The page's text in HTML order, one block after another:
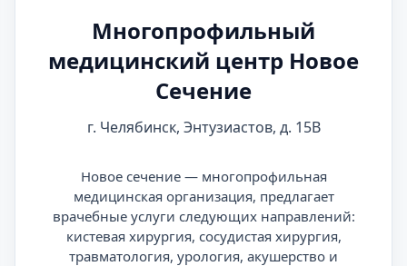
Многопрофильный
медицинский центр Новое
Сечение
г. Челябинск, Энтузиастов, д. 15В
Новое сечение — многопрофильная
медицинская организация, предлагает
врачебные услуги следующих направлений:
кистевая хирургия, сосудистая хирургия,
травматология, урология, акушерство и